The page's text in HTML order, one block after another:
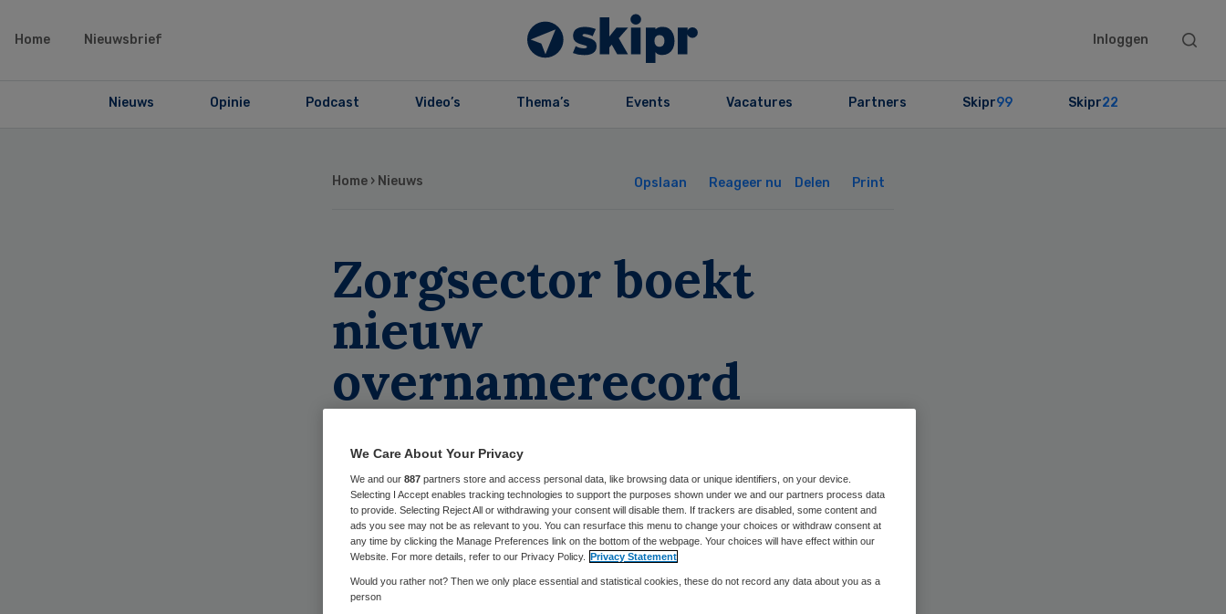
Home Nieuwsbrief Inloggen
Search
Nieuws Opinie Podcast Video’s Thema’s Events Vacatures Partners Skipr99 Skipr22
Home › Nieuws Opslaan Reageer nu Delen Print
Zorgsector boekt
nieuw
overnamerecord
Philip van de Poel
We Care About Your Privacy
We and our 887 partners store and access personal data, like browsing data or unique identifiers, on your device.
Selecting I Accept enables tracking technologies to support the purposes shown under we and our partners process data
to provide. Selecting Reject All or withdrawing your consent will disable them. If trackers are disabled, some content and
ads you see may not be as relevant to you. You can resurface this menu to change your choices or withdraw consent at
any time by clicking the Manage Preferences link on the bottom of the webpage. Your choices will have effect within our
Website. For more details, refer to our Privacy Policy. Privacy Statement
Would you rather not? Then we only place essential and statistical cookies, these do not record any data about you as a
person